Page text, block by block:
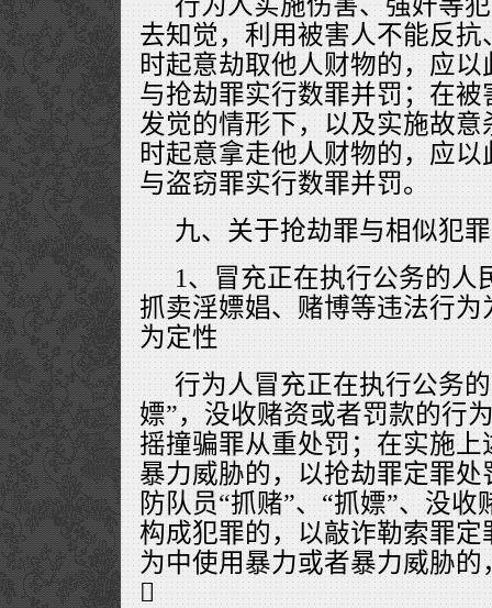
去知觉，利用被害人不能反
时起意劫取他人财物的，应
与抢劫罪实行数罪并罚；在
发觉的情形下，以及实施故
时起意拿走他人财物的，应
与盗窃罪实行数罪并罚。
九、关于抢劫罪与相似犯
1、冒充正在执行公务的人
抓卖淫嫖娼、赌博等违法行
为定性
行为人冒充正在执行公务
嫖”，没收赌资或者罚款的行
摇撞骗罪从重处罚；在实施
暴力威胁的，以抢劫罪定罪
防队员“抓赌”、“抓嫖”、没
构成犯罪的，以敲诈勒索罪
为中使用暴力或者暴力威胁
